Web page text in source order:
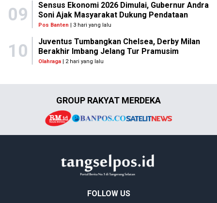
09
Sensus Ekonomi 2026 Dimulai, Gubernur Andra
Soni Ajak Masyarakat Dukung Pendataan
Pos Banten | 3 hari yang lalu
10
Juventus Tumbangkan Chelsea, Derby Milan
Berakhir Imbang Jelang Tur Pramusim
Olahraga| 2 hari yang lalu
GROUP RAKYAT MERDEKA
FOLLOW US